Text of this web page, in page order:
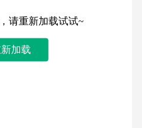
请重新加载试试~
加载